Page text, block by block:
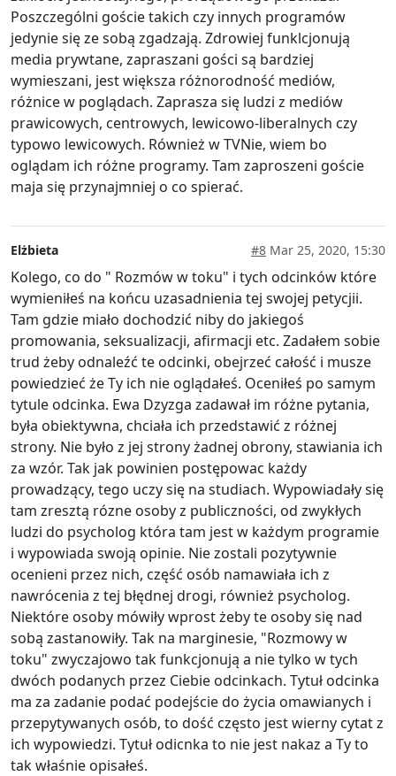
Poszczególni goście takich czy innych programów
jedynie się ze sobą zgadzają. Zdrowiej funklcjonują
media prywtane, zapraszani gości są bardziej
wymieszani, jest większa różnorodność mediów,
różnice w poglądach. Zaprasza się ludzi z mediów
prawicowych, centrowych, lewicowo-liberalnych czy
typowo lewicowych. Również w TVNie, wiem bo
oglądam ich różne programy. Tam zaproszeni goście
maja się przynajmniej o co spierać.
Elżbieta #8 Mar 25, 2020, 15:30
Kolego, co do " Rozmów w toku" i tych odcinków które
wymieniłeś na końcu uzasadnienia tej swojej petycjii.
Tam gdzie miało dochodzić niby do jakiegoś
promowania, seksualizacji, afirmacji etc. Zadałem sobie
trud żeby odnaleźć te odcinki, obejrzeć całość i musze
powiedzieć że Ty ich nie oglądałeś. Oceniłeś po samym
tytule odcinka. Ewa Dzyzga zadawał im różne pytania,
była obiektywna, chciała ich przedstawić z różnej
strony. Nie było z jej strony żadnej obrony, stawiania ich
za wzór. Tak jak powinien postępowac każdy
prowadzący, tego uczy się na studiach. Wypowiadały się
tam zresztą rózne osoby z publiczności, od zwykłych
ludzi do psycholog która tam jest w każdym programie
i wypowiada swoją opinie. Nie zostali pozytywnie
ocenieni przez nich, część osób namawiała ich z
nawrócenia z tej błędnej drogi, również psycholog.
Niektóre osoby mówiły wprost żeby te osoby się nad
sobą zastanowiły. Tak na marginesie, "Rozmowy w
toku" zwyczajowo tak funkcjonują a nie tylko w tych
dwóch podanych przez Ciebie odcinkach. Tytuł odcinka
ma za zadanie podać podejście do życia omawianych i
przepytywanych osób, to dość często jest wierny cytat z
ich wypowiedzi. Tytuł odicnka to nie jest nakaz a Ty to
tak właśnie opisałeś.